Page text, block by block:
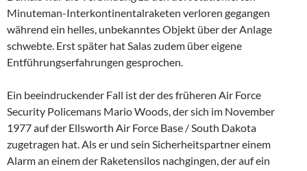
Minuteman-Interkontinentalraketen verloren gegangen
während ein helles, unbekanntes Objekt über der Anlage
schwebte. Erst später hat Salas zudem über eigene
Entführungserfahrungen gesprochen.
Ein beeindruckender Fall ist der des früheren Air Force
Security Policemans Mario Woods, der sich im November
1977 auf der Ellsworth Air Force Base / South Dakota
zugetragen hat. Als er und sein Sicherheitspartner einem
Alarm an einem der Raketensilos nachgingen, der auf ein